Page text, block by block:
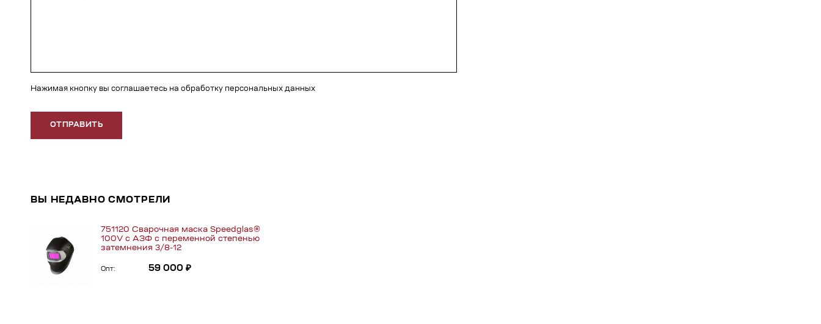
Нажимая кнопку вы соглашаетесь на обработку персональных данных
ОТПРАВИТЬ
ВЫ НЕДАВНО СМОТРЕЛИ
751120 Сварочная маска Speedglas®
100V с АЗФ с переменной степенью
затемнения 3/8-12
Опт: 59 000 ₽